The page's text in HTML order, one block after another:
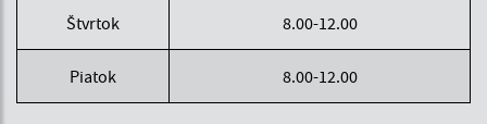
Štvrtok 8.00-12.00
Piatok 8.00-12.00